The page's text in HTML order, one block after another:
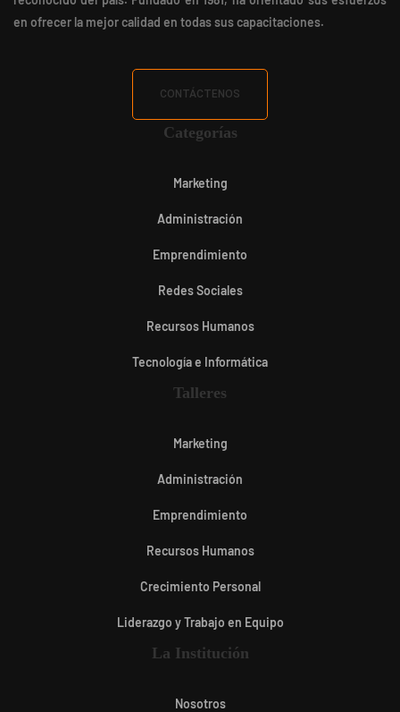
en ofrecer la mejor calidad en todas sus capacitaciones.
CONTÁCTENOS
Categorías
Marketing
Administración
Emprendimiento
Redes Sociales
Recursos Humanos
Tecnología e Informática
Talleres
Marketing
Administración
Emprendimiento
Recursos Humanos
Crecimiento Personal
Liderazgo y Trabajo en Equipo
La Institución
Nosotros